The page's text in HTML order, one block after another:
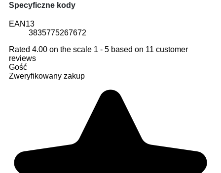
Specyficzne kody
EAN13
3835775267672
Rated 4.00 on the scale 1 - 5 based on 11 customer
reviews
Gość
Zweryfikowany zakup